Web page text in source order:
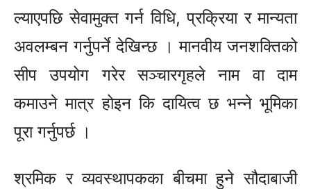
ल्याएपछि सेवामुक्त गर्न विधि, प्रक्रिया र मान्यता
अवलम्बन गर्नुपर्ने देखिन्छ । मानवीय जनशक्तिको
सीप उपयोग गरेर सञ्चारगृहले नाम वा दाम
कमाउने मात्र होइन कि दायित्व छ भन्ने भूमिका
पूरा गर्नुपर्छ ।
श्रमिक र व्यवस्थापकका बीचमा हुने सौदाबाजी